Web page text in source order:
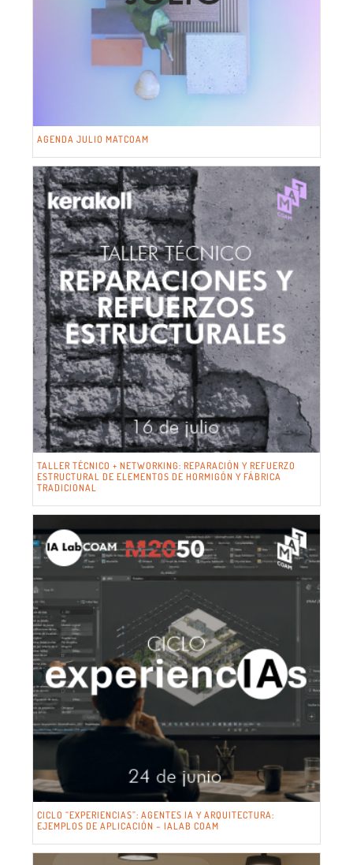
AGENDA JULIO MATCOAM
TALLER TÉCNICO + NETWORKING: REPARACIÓN Y REFUERZO
ESTRUCTURAL DE ELEMENTOS DE HORMIGÓN Y FÁBRICA
TRADICIONAL
CICLO “EXPERIENCIAS”: AGENTES IA Y ARQUITECTURA:
EJEMPLOS DE APLICACIÓN – IALAB COAM